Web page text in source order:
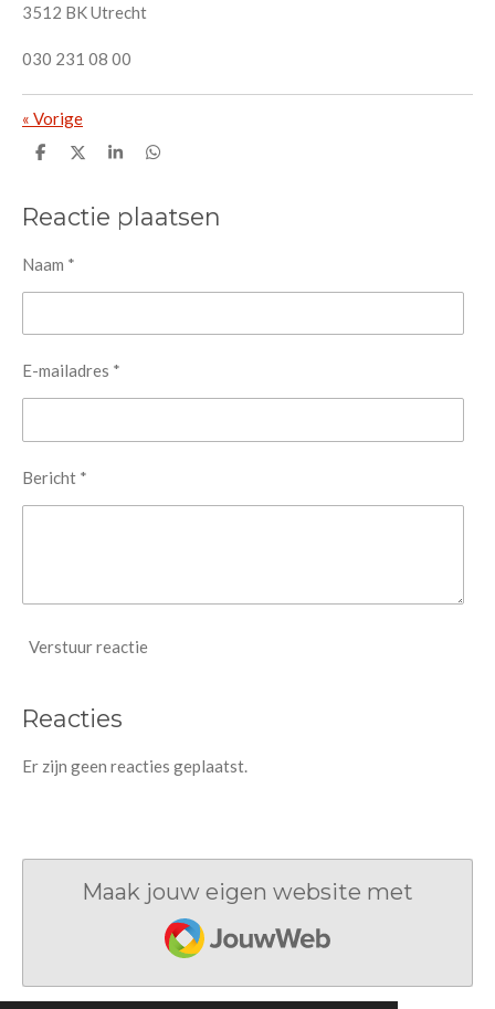
3512 BK Utrecht
030 231 08 00
« Vorige
D
e
n
D
l
S
e
D
e
n
Reactie plaatsen
Naam *
E-mailadres *
Bericht *
Verstuur reactie
Reacties
Er zijn geen reacties geplaatst.
Maak jouw eigen website met
JouwWeb